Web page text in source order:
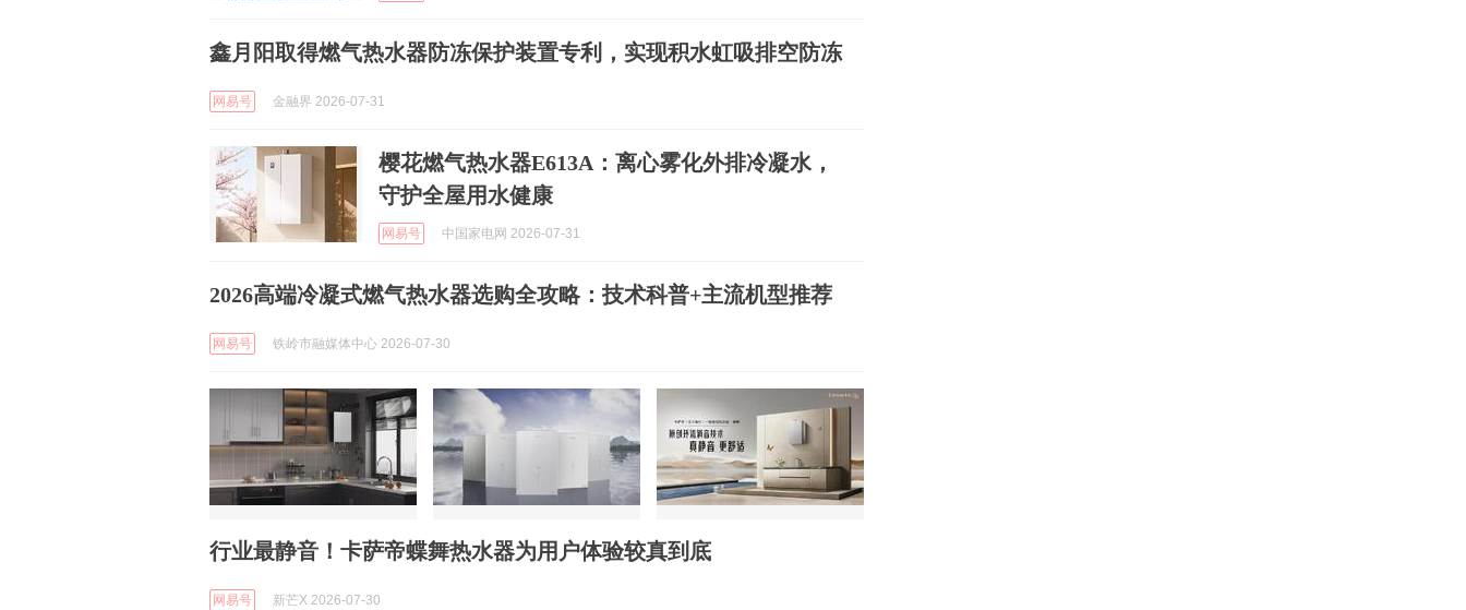
鑫月阳取得燃气热水器防冻保护装置专利，实现积水虹吸排空防冻
网易号 金融界 2026-07-31
樱花燃气热水器E613A：离心雾化外排冷凝水，
守护全屋用水健康
网易号 中国家电网 2026-07-31
2026高端冷凝式燃气热水器选购全攻略：技术科普+主流机型推荐
网易号 铁岭市融媒体中心 2026-07-30
行业最静音！卡萨帝蝶舞热水器为用户体验较真到底
网易号 新芒X 2026-07-30